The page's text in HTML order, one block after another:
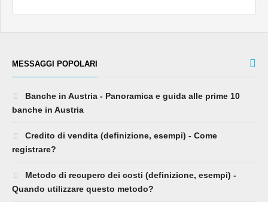
MESSAGGI POPOLARI
Banche in Austria - Panoramica e guida alle prime 10
banche in Austria
Credito di vendita (definizione, esempi) - Come
registrare?
Metodo di recupero dei costi (definizione, esempi) -
Quando utilizzare questo metodo?